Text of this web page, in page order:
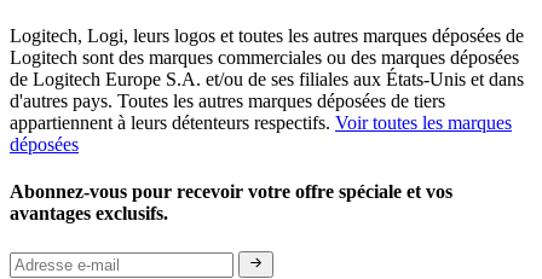
Logitech, Logi, leurs logos et toutes les autres marques déposées de
Logitech sont des marques commerciales ou des marques déposées
de Logitech Europe S.A. et/ou de ses filiales aux États-Unis et dans
d'autres pays. Toutes les autres marques déposées de tiers
appartiennent à leurs détenteurs respectifs. Voir toutes les marques
déposées
Abonnez-vous pour recevoir votre offre spéciale et vos
avantages exclusifs.